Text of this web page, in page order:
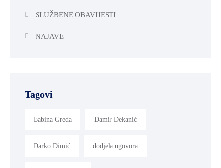
SLUŽBENE OBAVIJESTI
NAJAVE
Tagovi
Babina Greda Damir Dekanić
Darko Dimić dodjela ugovora